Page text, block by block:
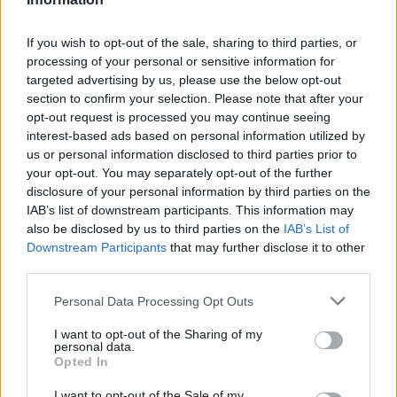
If you wish to opt-out of the sale, sharing to third parties, or
processing of your personal or sensitive information for
targeted advertising by us, please use the below opt-out
section to confirm your selection. Please note that after your
opt-out request is processed you may continue seeing
interest-based ads based on personal information utilized by
us or personal information disclosed to third parties prior to
your opt-out. You may separately opt-out of the further
disclosure of your personal information by third parties on the
IAB’s list of downstream participants. This information may
also be disclosed by us to third parties on the IAB’s List of
Downstream Participants that may further disclose it to other
Personal Data Processing Opt Outs
I want to opt-out of the Sharing of my
personal data.
Opted In
nemáš žádný herní účet, prosím, zaregistruj se.
Těšíme se na Tvou návštěvu na našem fóru!„do
hry“
Vlákno: Přástkové noci (30.11. - 6.12.2023) / Diskuze
Trepifajksl
Titán fóra
Zprávy: 2,166 Obdržená ocenění: 19,749 Trofejní body: 2,500
1/12/23
k.vitek
Titán fóra
Zprávy: 2,197 Obdržená ocenění: 11,822 Trofejní body: 2,500
Zprávy:
1,464 Obdržená ocenění: 6,436 1,550
fany2020
Dozorce fóra
Zprávy: